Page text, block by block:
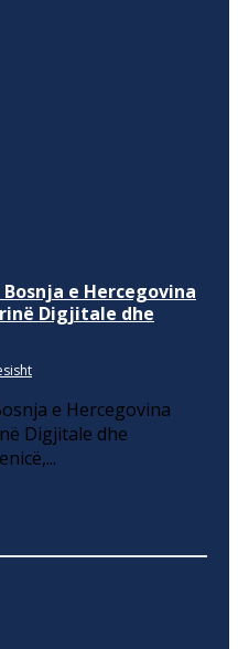
e Hercegovina
Digjitale dhe
e Hercegovina
Digjitale dhe